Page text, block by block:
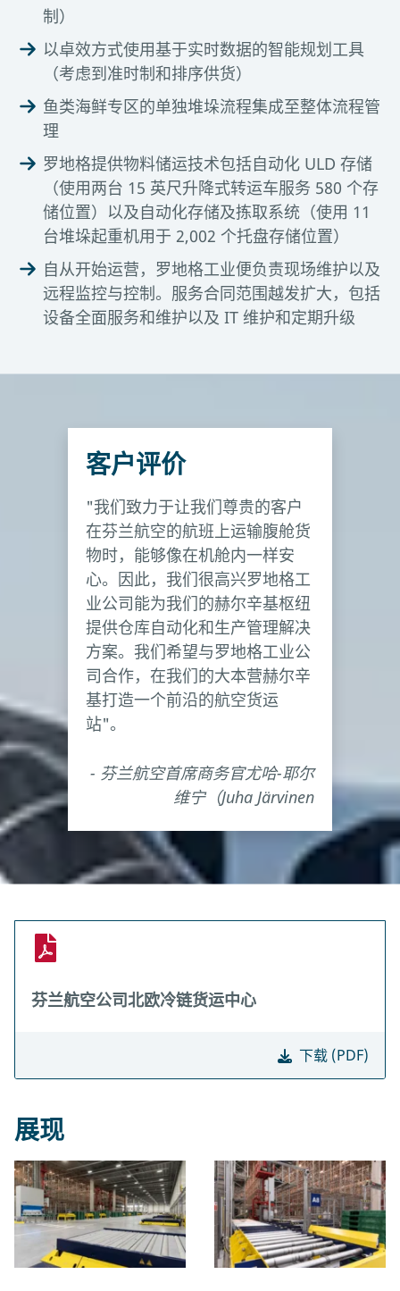
制）
以卓效方式使用基于实时数据的智能规划工具
（考虑到准时制和排序供货）
鱼类海鲜专区的单独堆垛流程集成至整体流程管
理
罗地格提供物料储运技术包括自动化 ULD 存储
（使用两台 15 英尺升降式转运车服务 580 个存
储位置）以及自动化存储及拣取系统（使用 11
台堆垛起重机用于 2,002 个托盘存储位置）
自从开始运营，罗地格工业便负责现场维护以及
远程监控与控制。服务合同范围越发扩大，包括
设备全面服务和维护以及 IT 维护和定期升级
客户评价
"我们致力于让我们尊贵的客户
在芬兰航空的航班上运输腹舱货
物时，能够像在机舱内一样安
心。因此，我们很高兴罗地格工
业公司能为我们的赫尔辛基枢纽
提供仓库自动化和生产管理解决
方案。我们希望与罗地格工业公
司合作，在我们的大本营赫尔辛
基打造一个前沿的航空货运
站"。
- 芬兰航空首席商务官尤哈-耶尔
维宁（Juha Järvinen
芬兰航空公司北欧冷链货运中心
下载 (PDF)
展现